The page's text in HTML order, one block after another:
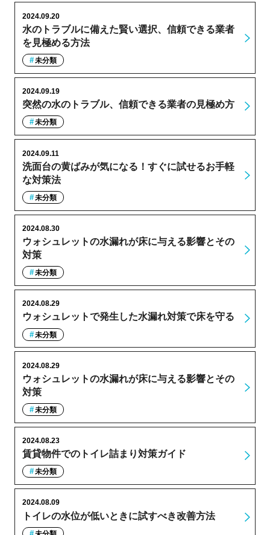
水のトラブルに備えた賢い選択、信頼できる業者
を見極める方法
2024.09.20
未分類
突然の水のトラブル、信頼できる業者の見極め方
2024.09.19
未分類
洗面台の黄ばみが気になる！すぐに試せるお手軽
な対策法
2024.09.11
未分類
ウォシュレットの水漏れが床に与える影響とその
対策
2024.08.30
未分類
ウォシュレットで発生した水漏れ対策で床を守る
2024.08.29
未分類
ウォシュレットの水漏れが床に与える影響とその
対策
2024.08.29
未分類
賃貸物件でのトイレ詰まり対策ガイド
2024.08.23
未分類
トイレの水位が低いときに試すべき改善方法
2024.08.09